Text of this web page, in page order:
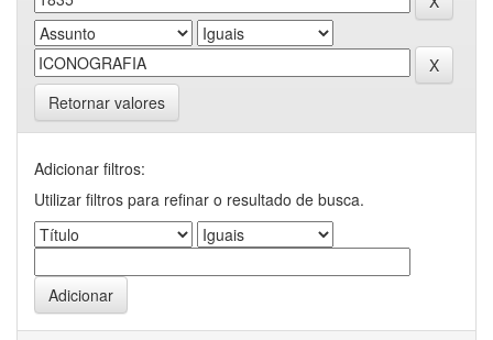
Retornar valores
Adicionar filtros:
Utilizar filtros para refinar o resultado de busca.